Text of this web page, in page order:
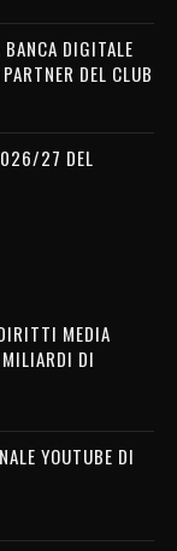
DIGITALE
DEL CLUB
27 DEL
MEDIA
DI
YOUTUBE DI